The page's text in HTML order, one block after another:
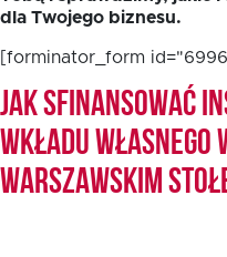
dla Twojego biznesu.
[forminator_form
Jak sfinansować
wkładu własnego
Warszawskim